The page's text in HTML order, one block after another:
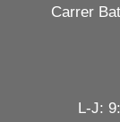
Carrer
L-J: